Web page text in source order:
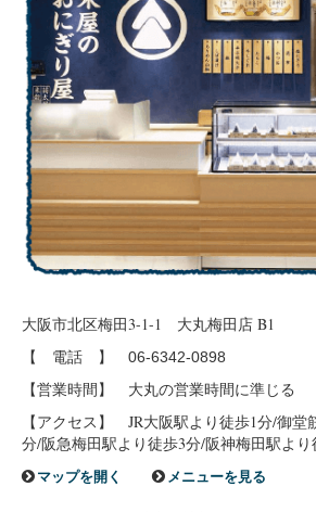
大阪市北区梅田3-1-1 大丸梅田店 B1
【 電話 】 06-6342-0898
【営業時間】 大丸の営業時間に準じる
【アクセス】 JR大阪駅より徒歩1分/御堂
分/阪急梅田駅より徒歩3分/阪神梅田駅より
マップを開く メニューを見る